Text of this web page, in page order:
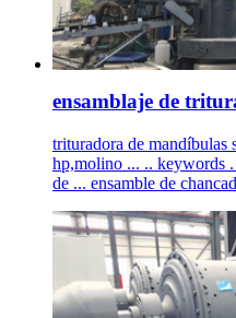
ensamblaje de
trituradora de mandíbulas
hp,molino ... .. keywords
de ... ensamble de